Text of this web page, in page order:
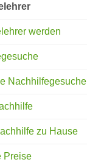
werden
Nachhilfegesuche
zu Hause
Preise